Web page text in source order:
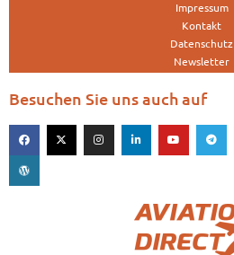
Impressum
Kontakt
Datenschutz
Newsletter
Besuchen Sie uns auch auf